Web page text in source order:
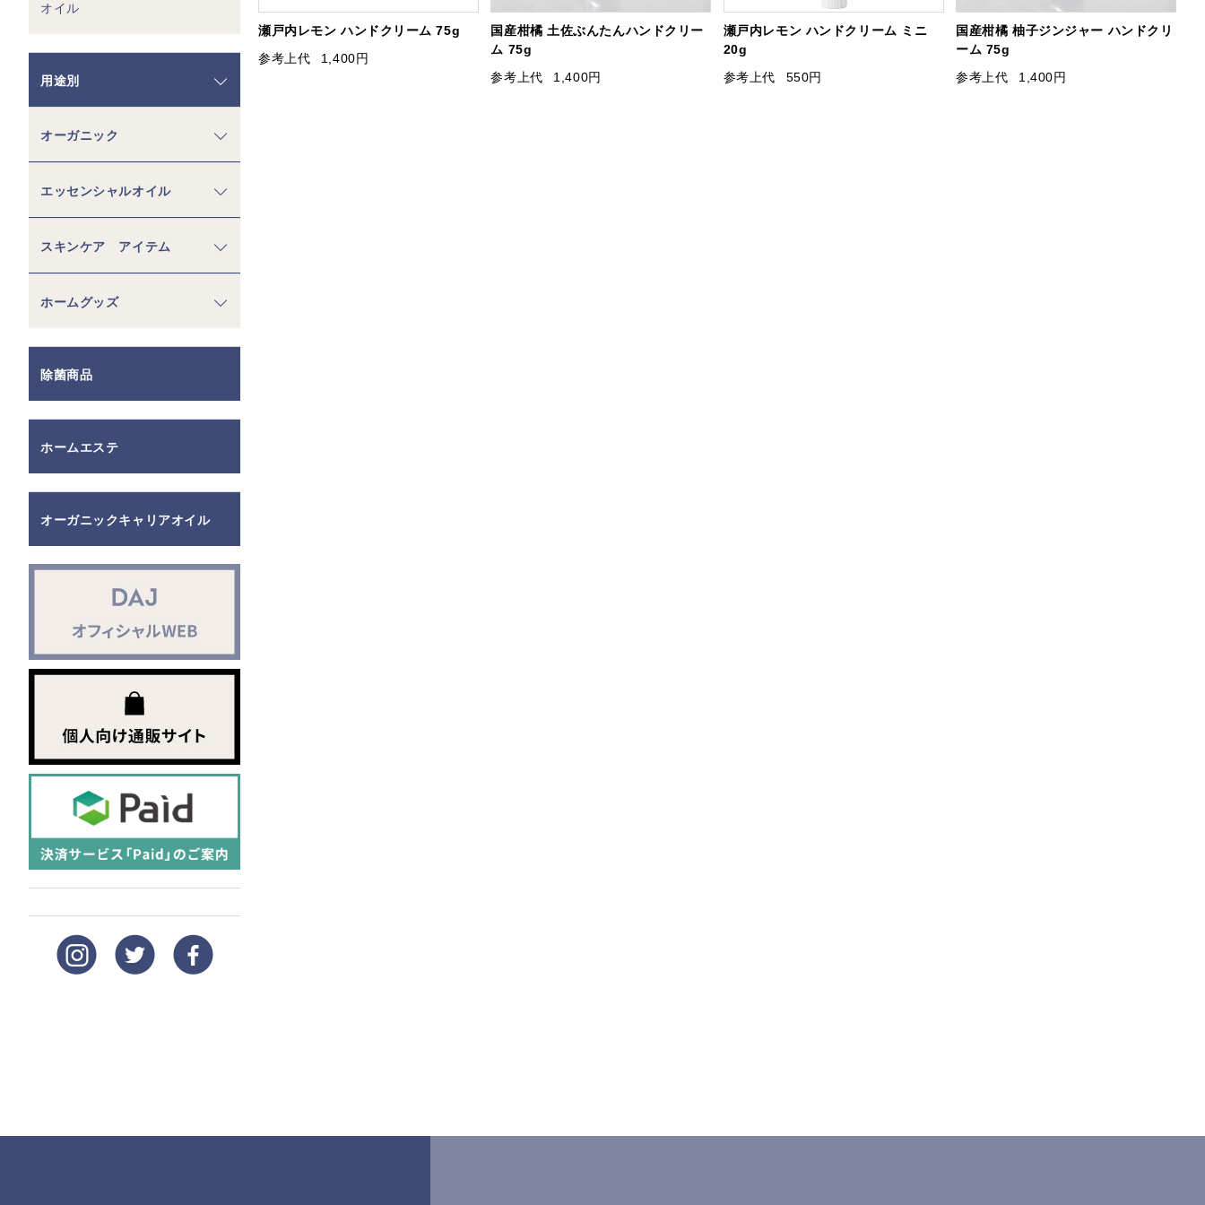
瀬戸内レモン ハンドクリーム 75g
参考上代
1,400円
国産柑橘 土佐ぶんたんハンドクリー
ム 75g
参考上代
1,400円
瀬戸内レモン ハンドクリーム ミニ
20g
参考上代
550円
国産柑橘 柚子ジンジャー ハンドクリ
ーム 75g
参考上代
1,400円
オイル
用途別
オーガニック
エッセンシャルオイル
スキンケア アイテム
ホームグッズ
除菌商品
ホームエステ
オーガニックキャリアオイル